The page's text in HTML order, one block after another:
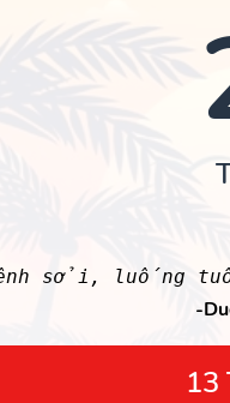
sởi, luống
-
13